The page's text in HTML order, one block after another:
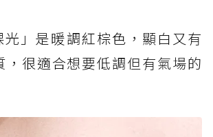
光」是暖調紅棕色，顯白又有
，很適合想要低調但有氣場的